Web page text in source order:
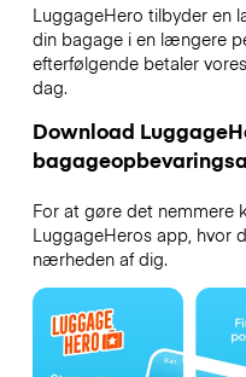
LuggageHero tilbyder en
din bagage i en længere
efterfølgende betaler
dag.
Download
For at gøre det nemmere
LuggageHeros app, hvor
nærheden af dig.